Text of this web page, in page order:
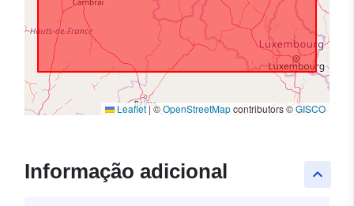
Leaflet|©OpenStreetMapcontributors ©GISCO
keyboard_arrow_up
Informação adicional